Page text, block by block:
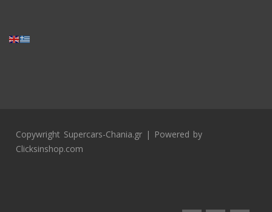
Copywright Supercars-Chania.gr | Powered by
Clicksinshop.com